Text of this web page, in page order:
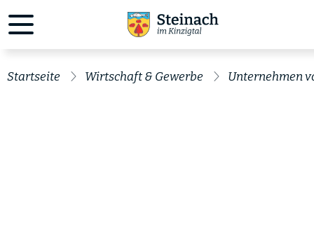
Startseite Wirtschaft & Gewerbe Unternehmen